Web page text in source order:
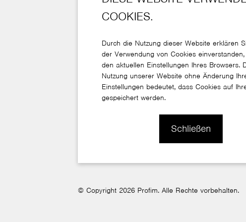
Über uns
Design
Ergonomie
Materialien
Dateien zum
Für Architekten
© Copyright 2026 Profim. Alle Rechte vorbehalten.
COOKIES.
Durch die Nutzung dieser Website erklären
der Verwendung von Cookies
den aktuellen Einstellungen Ihres Browsers.
Nutzung unserer Website ohne Änderung
Einstellungen bedeutet, dass Cookies auf
gespeichert werden.
Schließen